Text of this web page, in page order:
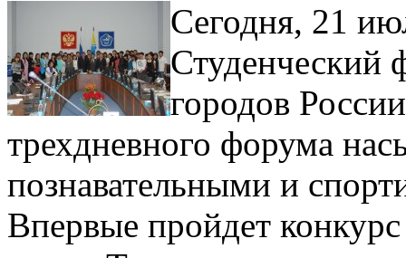
Сегодня, 21
Студенческий
городов
трехдневного форума
познавательными и
Впервые пройдет